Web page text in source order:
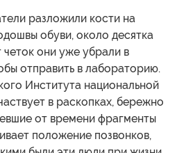
разложили кости на
обуви, около десятка
они уже убрали в
отправить в лабораторию.
Института национальной
в раскопках, бережно
от времени фрагменты
положение позвонков,